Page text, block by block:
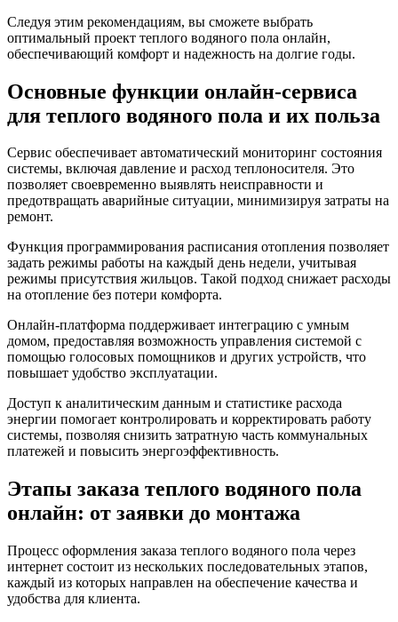
Следуя этим рекомендациям, вы сможете выбрать
оптимальный проект теплого водяного пола онлайн,
обеспечивающий комфорт и надежность на долгие годы.
Основные функции онлайн-сервиса
для теплого водяного пола и их польза
Сервис обеспечивает автоматический мониторинг состояния
системы, включая давление и расход теплоносителя. Это
позволяет своевременно выявлять неисправности и
предотвращать аварийные ситуации, минимизируя затраты на
ремонт.
Функция программирования расписания отопления позволяет
задать режимы работы на каждый день недели, учитывая
режимы присутствия жильцов. Такой подход снижает расходы
на отопление без потери комфорта.
Онлайн-платформа поддерживает интеграцию с умным
домом, предоставляя возможность управления системой с
помощью голосовых помощников и других устройств, что
повышает удобство эксплуатации.
Доступ к аналитическим данным и статистике расхода
энергии помогает контролировать и корректировать работу
системы, позволяя снизить затратную часть коммунальных
платежей и повысить энергоэффективность.
Этапы заказа теплого водяного пола
онлайн: от заявки до монтажа
Процесс оформления заказа теплого водяного пола через
интернет состоит из нескольких последовательных этапов,
каждый из которых направлен на обеспечение качества и
удобства для клиента.